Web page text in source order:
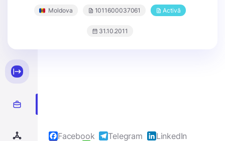
Moldova 1011600037061 Activă
31.10.2011
Facebook Telegram
LinkedIn